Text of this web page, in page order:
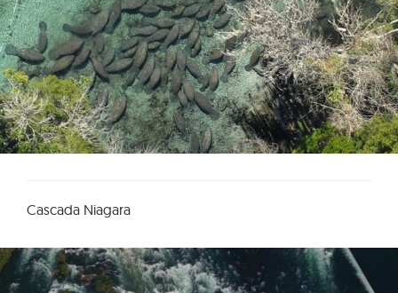
Cascada Niagara